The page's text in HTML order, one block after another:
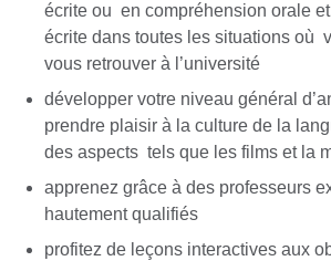
écrite ou en compréhension orale
écrite dans toutes les situations où
vous retrouver à l’université
développer votre niveau général
prendre plaisir à la culture de la
des aspects tels que les films et la
apprenez grâce à des professeurs
hautement qualifiés
profitez de leçons interactives aux